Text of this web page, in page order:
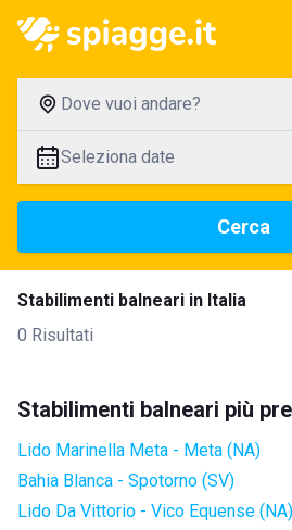
Dove vuoi andare?
Seleziona date
Cerca
Stabilimenti balneari in Italia
0 Risultati
Stabilimenti balneari più
Lido Marinella Meta - Meta (NA)
Bahia Blanca - Spotorno (SV)
Lido Da Vittorio - Vico Equense (NA)